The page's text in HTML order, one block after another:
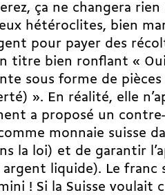
ça ne changera rien
hétéroclites, bien
pour payer des
titre bien ronflant «
sous forme de
». En réalité, elle
a proposé un
monnaie suisse
la loi) et de garantir
liquide). Le franc
! Si la Suisse voulait